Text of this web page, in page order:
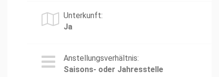
Unterkunft:
Ja
Anstellungsverhältnis:
Saisons- oder Jahresstelle